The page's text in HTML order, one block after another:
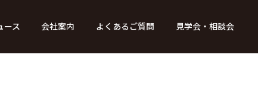
ース 会社案内 よくあるご質問 見学会・相談会